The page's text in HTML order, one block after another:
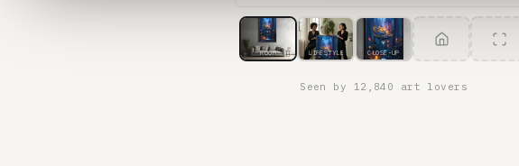
ROOM LIFESTYLE CLOSE-UP
Seen by 12,840 art lovers